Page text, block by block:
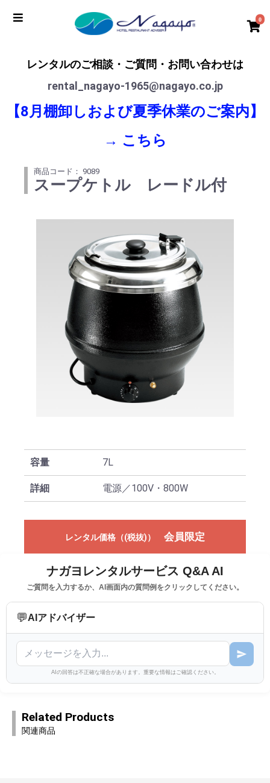
0
レンタルのご相談・ご質問・お問い合わせは
rental_nagayo-1965@nagayo.co.jp
【8月棚卸しおよび夏季休業のご案内】
→ こちら
商品コード： 9089
スープケトル レードル付
容量 7L
詳細 電源／100V・800W
レンタル価格（(税抜)） 会員限定
ナガヨレンタルサービス Q&A AI
ご質問を入力するか、AI画面内の質問例をクリックしてください。
💬AIアドバイザー
AIの回答は不正確な場合があります。重要な情報はご確認ください。
Related Products
関連商品